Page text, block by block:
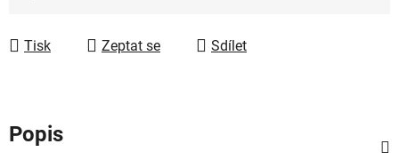
Tisk
Zeptat se Sdílet
Popis